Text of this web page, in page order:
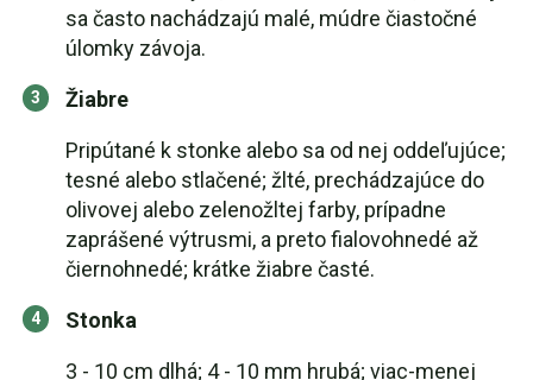
sa často nachádzajú malé, múdre čiastočné
úlomky závoja.
Žiabre
Pripútané k stonke alebo sa od nej oddeľujúce;
tesné alebo stlačené; žlté, prechádzajúce do
olivovej alebo zelenožltej farby, prípadne
zaprášené výtrusmi, a preto fialovohnedé až
čiernohnedé; krátke žiabre časté.
Stonka
3 - 10 cm dlhá; 4 - 10 mm hrubá; viac-menej